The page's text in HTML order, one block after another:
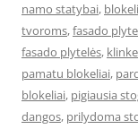
namo statybai,
tvoroms,fasado
fasado plytelės,
pamatu blokeliai,
blokeliai, pigiausia
dangos, prilydoma